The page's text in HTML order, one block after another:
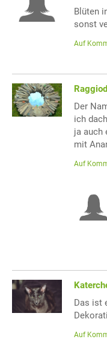
Blüten
sonst
Auf
Der
ich
ja auch
mit
Auf
Das ist
Auf